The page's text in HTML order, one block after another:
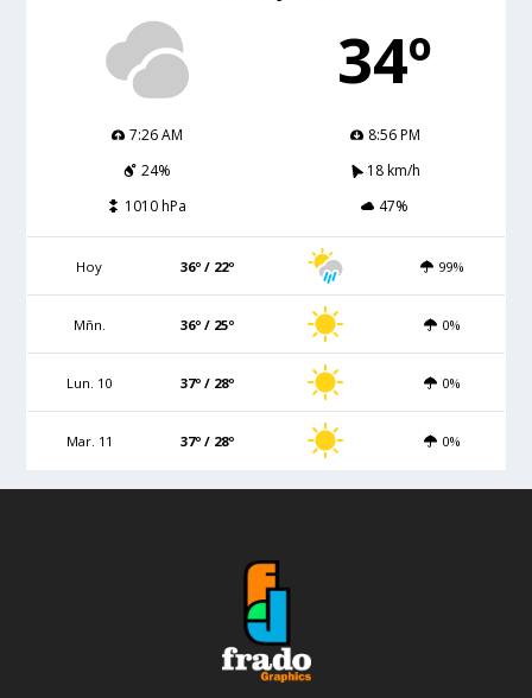
34º
7:26 AM
8:56 PM
24%
18 km/h
1010 hPa
47%
Hoy 36º / 22º 99%
Mñn. 36º / 25º 0%
Lun. 10 37º / 28º 0%
Mar. 11 37º / 28º 0%